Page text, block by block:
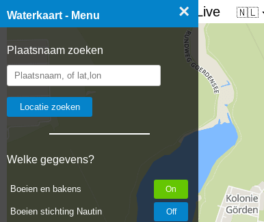
Waterkaart - Menu ×
Plaatsnaam zoeken
Welke gegevens?
Boeien en bakens
Boeien stichting Nautin
☰ Waterkaart van Nederland - Live 🇳🇱